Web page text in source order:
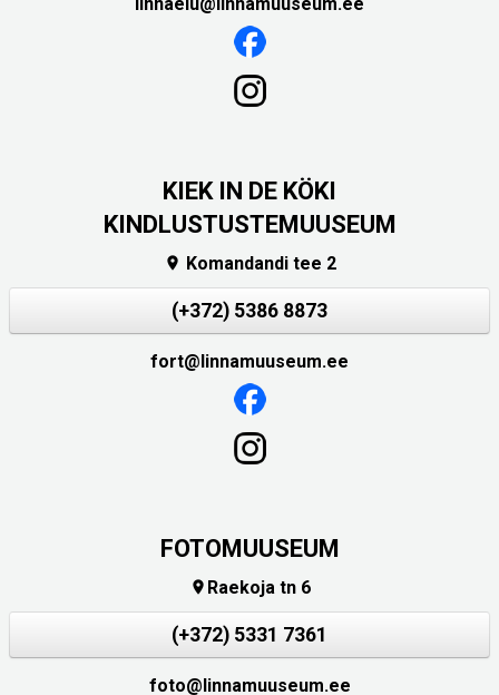
KIEK IN DE KÖKI
KINDLUSTUSTEMUUSEUM
 Komandandi tee 2
(+372) 5386 8873
fort@linnamuuseum.ee
FOTOMUUSEUM
 Raekoja tn 6
(+372) 5331 7361
foto@linnamuuseum.ee